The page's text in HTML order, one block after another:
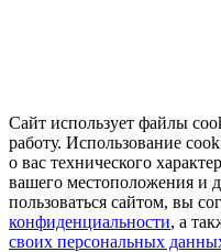
Сайт использует файлы
работу. Использование
о вас технического
вашего местоположения
пользоваться сайтом, вы
конфиденциальности, а
своих персональных